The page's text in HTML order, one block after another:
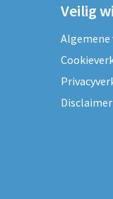
Veilig
Algemene
Disclaimer